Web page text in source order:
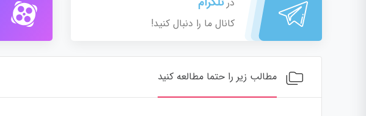
کانال ما را دنبال کنید!
مطالب زیر را حتما مطالعه کنید